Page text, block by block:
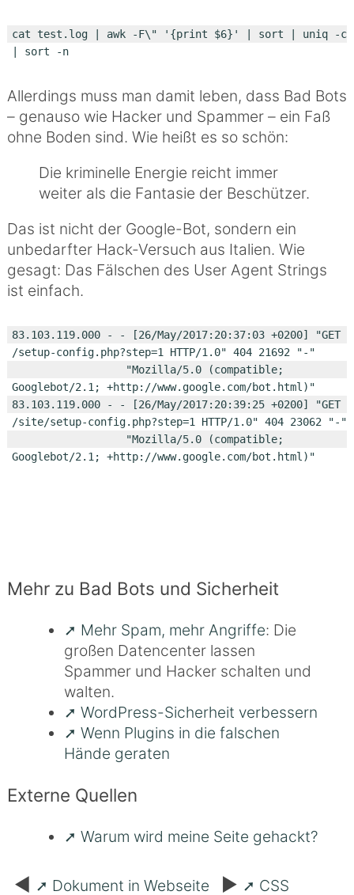
cat test.log | awk -F\" '{print $6}' | sort | uniq -c
| sort -n
Allerdings muss man damit leben, dass Bad Bots
– genauso wie Hacker und Spammer – ein Faß
ohne Boden sind. Wie heißt es so schön:
Die kriminelle Energie reicht immer
weiter als die Fantasie der Beschützer.
Das ist nicht der Google-Bot, sondern ein
unbedarfter Hack-Versuch aus Italien. Wie
gesagt: Das Fälschen des User Agent Strings
ist einfach.
83.103.119.000 - - [26/May/2017:20:37:03 +0200] "GET
/setup-config.php?step=1 HTTP/1.0" 404 21692 "-"
Googlebot/2.1; +http://www.google.com/bot.html)"
83.103.119.000 - - [26/May/2017:20:39:25 +0200] "GET
/site/setup-config.php?step=1 HTTP/1.0" 404 23062 "-"
Mehr zu Bad Bots und Sicherheit
Mehr Spam, mehr Angriffe: Die
großen Datencenter lassen
Spammer und Hacker schalten und
walten.
WordPress-Sicherheit verbessern
Wenn Plugins in die falschen
Hände geraten
Externe Quellen
Warum wird meine Seite gehackt?
Beitragsnavigation
Dokument in Webseite CSS